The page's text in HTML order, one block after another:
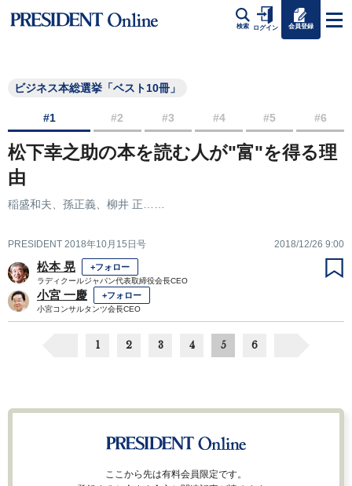
検索 ログイン 会員登録
ビジネス本総選挙「ベスト10冊」
#1 #2 #3 #4 #5 #6
松下幸之助の本を読む人が"富"を得る理
由
稲盛和夫、孫正義、柳井 正……
PRESIDENT 2018年10月15日号 2018/12/26 9:00
松本 晃 +フォロー
ラディクールジャパン代表取締役会長CEO
小宮 一慶 +フォロー
小宮コンサルタンツ会長CEO
1 2 3 4 5 6
ここから先は有料会員限定です。